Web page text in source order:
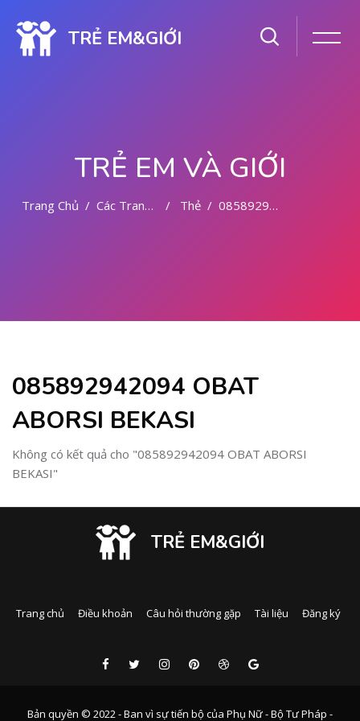
TRẺ EM&GIỚI
TRẺ EM VÀ GIỚI
Trang Chủ Các Trang Của Hệ Thống Thẻ 085892942094 OBAT ABORSI BEKASI
085892942094 OBAT
ABORSI BEKASI
Không có kết quả cho "085892942094 OBAT ABORSI
BEKASI"
TRẺ EM&GIỚI
Trang chủ Điều khoản Câu hỏi thường gặp Tài liệu Đăng ký
Bản quyền © 2022 - Ban vì sự tiến bộ của Phụ Nữ - Bộ Tư Pháp -